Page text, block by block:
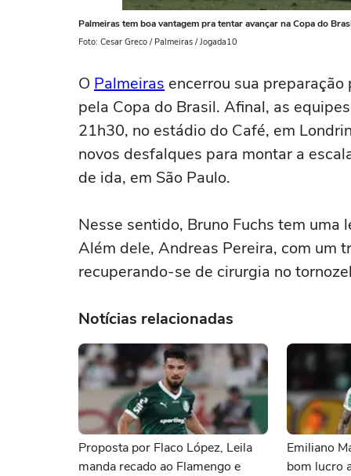
Palmeiras tem boa vantagem pra tentar avançar na Copa do
Foto: Cesar Greco / Palmeiras / Jogada10
O Palmeiras encerrou sua
pela Copa do Brasil. Afinal, as
21h30, no estádio do Café, em
novos desfalques para montar a
de ida, em São Paulo.
Nesse sentido, Bruno Fuchs tem uma
Além dele, Andreas Pereira, com um
recuperando-se de cirurgia no
Notícias relacionadas
Proposta por Flaco López, Leila
manda recado ao Flamengo e
Emiliano
bom lucro